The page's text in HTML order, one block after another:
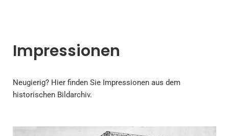
Impressionen
Neugierig? Hier finden Sie Impressionen aus dem
historischen Bildarchiv.